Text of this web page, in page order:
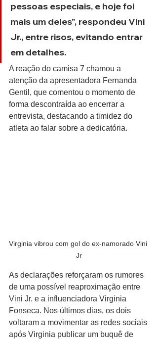
pessoas especiais, e hoje foi
mais um deles", respondeu Vini
Jr., entre risos, evitando entrar
em detalhes.
A reação do camisa 7 chamou a
atenção da apresentadora Fernanda
Gentil, que comentou o momento de
forma descontraída ao encerrar a
entrevista, destacando a timidez do
atleta ao falar sobre a dedicatória.
Virginia vibrou com gol do ex-namorado Vini
Jr
As declarações reforçaram os rumores
de uma possível reaproximação entre
Vini Jr. e a influenciadora Virginia
Fonseca. Nos últimos dias, os dois
voltaram a movimentar as redes sociais
após Virginia publicar um buquê de